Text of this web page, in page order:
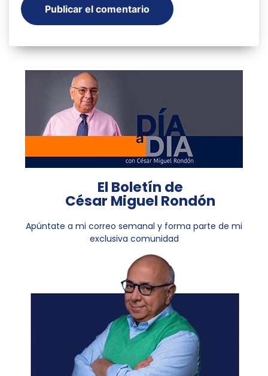
El Boletín de
César Miguel Rondón
Apúntate a mi correo semanal y forma parte de mi
exclusiva comunidad